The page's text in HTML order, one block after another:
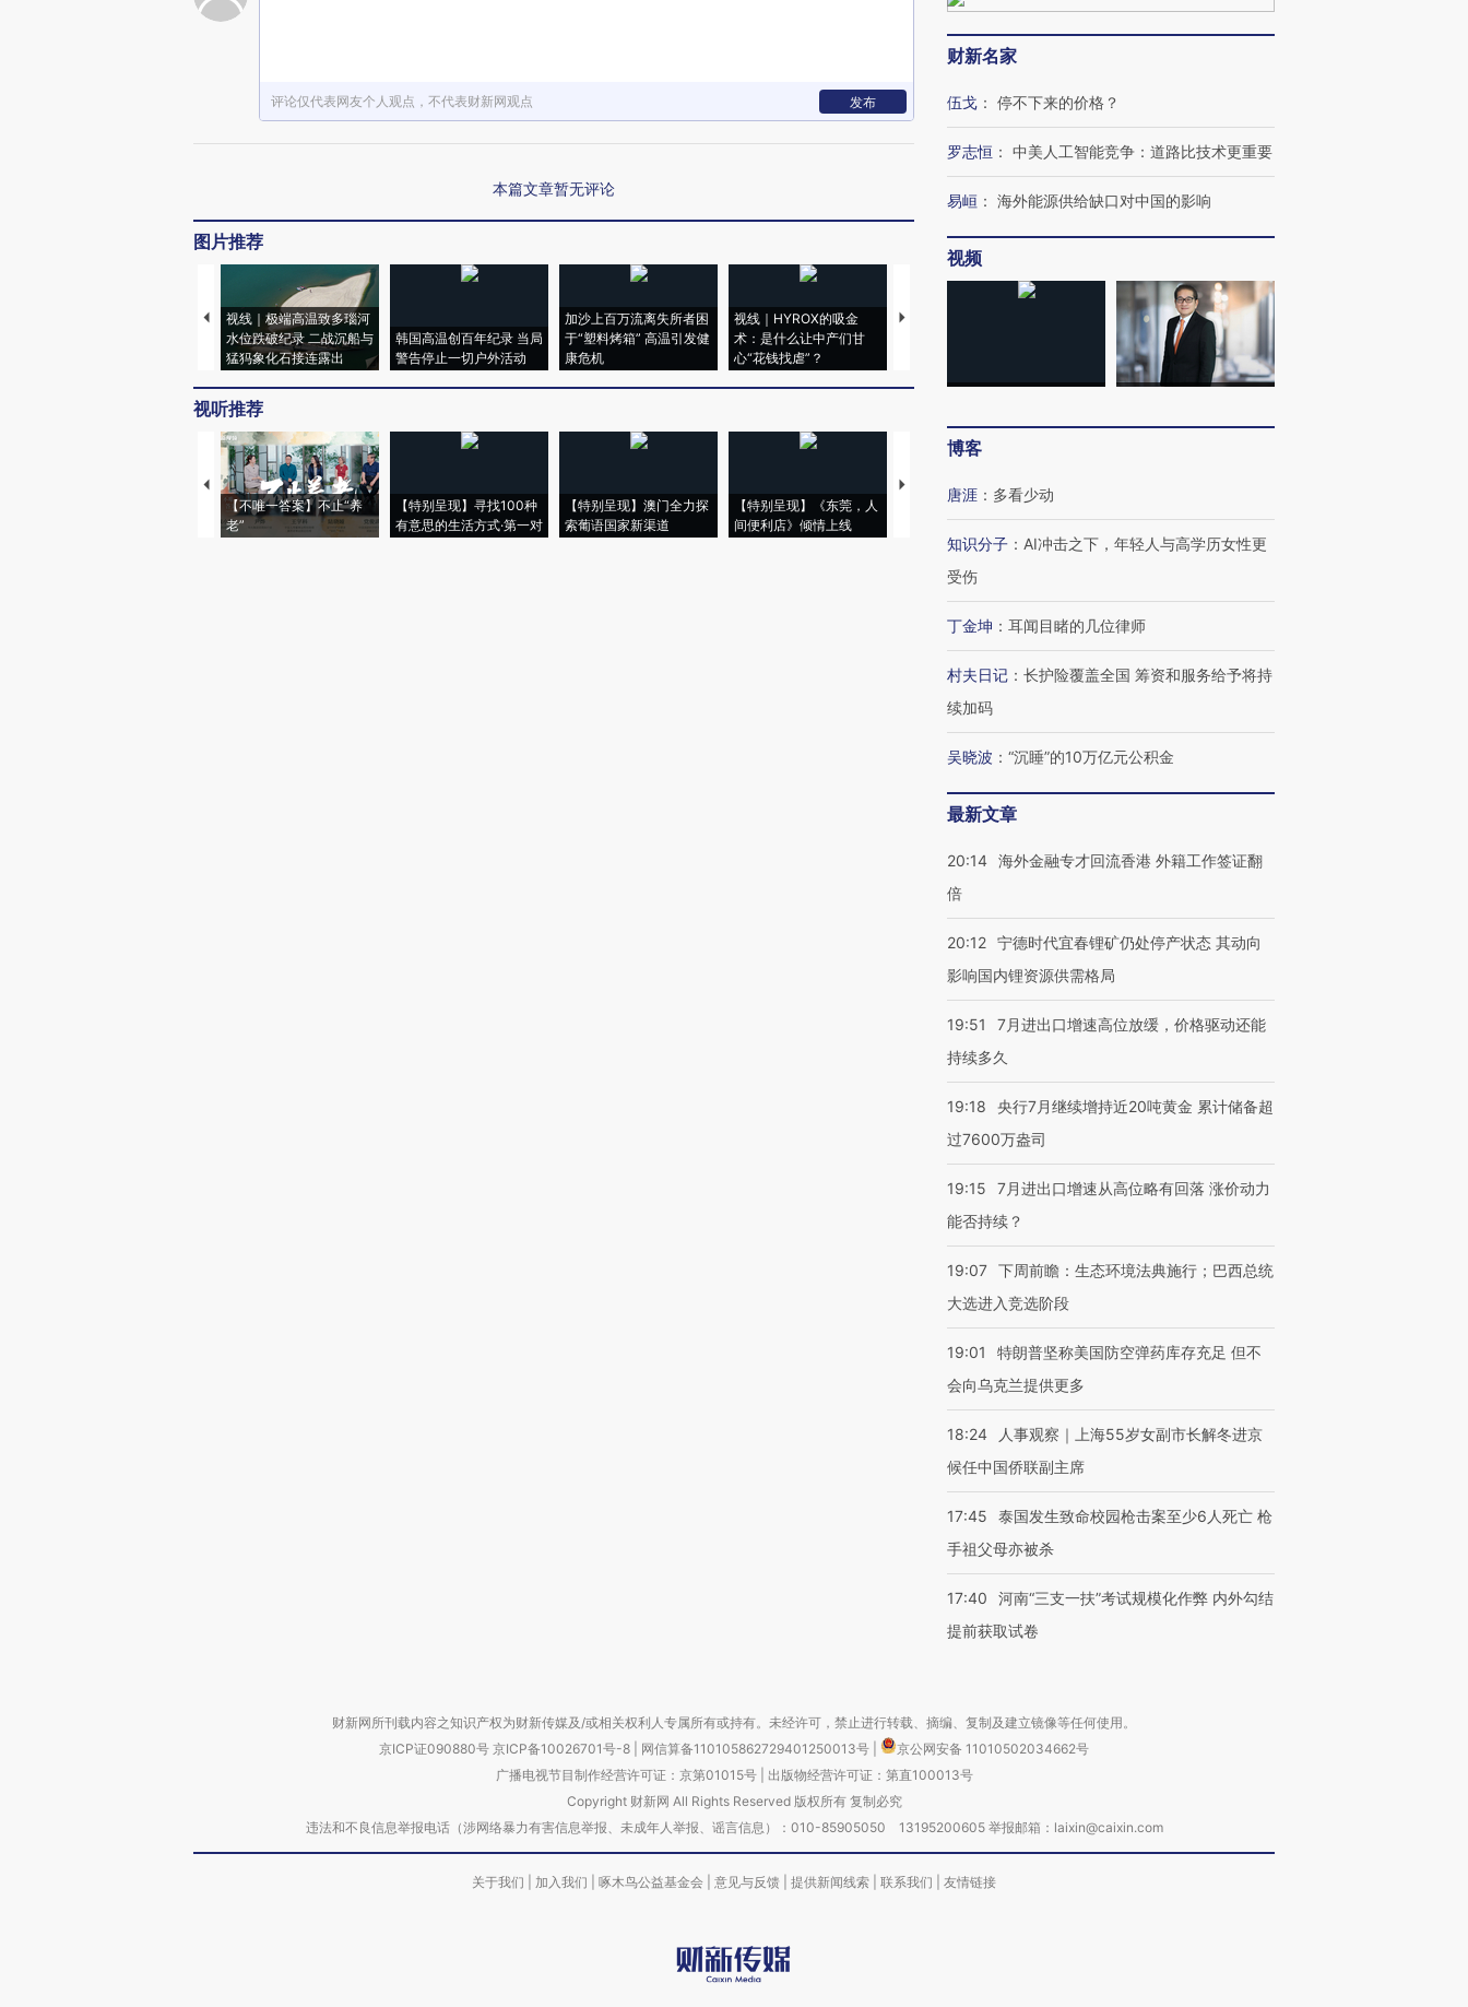
评论仅代表网友个人观点，不代表财新网观点 发布
本篇文章暂无评论
图片推荐
视线｜极端高温致多瑙河
水位跌破纪录 二战沉船与
猛犸象化石接连露出
韩国高温创百年纪录 当局
警告停止一切户外活动
加沙上百万流离失所者困
于“塑料烤箱” 高温引发健
康危机
视线｜HYROX的吸金
术：是什么让中产们甘
心“花钱找虐”？
马航飞行员跨国走私7万
视线｜被称为“蟑螂”的印
度Z世代 用街头抗争将教
育部长拱下台
视线｜“入侵”还是“人道危
机”？难民潮撕裂西班牙
飞地休达
视听推荐
【不唯一答案】不止“养
老”
【特别呈现】寻找100种
有意思的生活方式·第一对
【特别呈现】澳门全力探
索葡语国家新渠道
【特别呈现】《东莞，人
间便利店》倾情上线
【推广】走进第四届链博
会，让数智科技“链”接产
有意思的生活方式·第三对
住三大增长引擎是什么？
财新名家
伍戈 ： 停不下来的价格？
罗志恒 ： 中美人工智能竞争：道路比技术更重要
易峘 ： 海外能源供给缺口对中国的影响
视频
博客
唐涯 ： 多看少动
知识分子 ： AI冲击之下，年轻人与高学历女性更
受伤
丁金坤 ： 耳闻目睹的几位律师
村夫日记 ： 长护险覆盖全国 筹资和服务给予将持
续加码
吴晓波 ： “沉睡”的10万亿元公积金
最新文章
20:14 海外金融专才回流香港 外籍工作签证翻
倍
20:12 宁德时代宜春锂矿仍处停产状态 其动向
影响国内锂资源供需格局
19:51
7月进出口增速高位放缓，价格驱动还能
持续多久
19:18
央行7月继续增持近20吨黄金 累计储备超
过7600万盎司
19:15
7月进出口增速从高位略有回落 涨价动力
能否持续？
19:07 下周前瞻：生态环境法典施行；巴西总统
大选进入竞选阶段
19:01
特朗普坚称美国防空弹药库存充足 但不
会向乌克兰提供更多
18:24
人事观察｜上海55岁女副市长解冬进京
候任中国侨联副主席
17:45
泰国发生致命校园枪击案至少6人死亡 枪
手祖父母亦被杀
17:40
河南“三支一扶”考试规模化作弊 内外勾结
提前获取试卷
财新网所刊载内容之知识产权为财新传媒及/或相关权利人专属所有或持有。未经许可，禁止进行转载、摘编、复制及建立镜像等任何使用。
京ICP证090880号 京ICP备10026701号-8 网信算备110105862729401250013号
京公网安备 11010502034662号
广播电视节目制作经营许可证：京第01015号| 出版物经营许可证：第直100013号
Copyright 财新网 All Rights Reserved 版权所有 复制必究
违法和不良信息举报电话（涉网络暴力有害信息举报、未成年人举报、谣言信息）：010-85905050 13195200605 举报邮箱：laixin@caixin.com
关于我们 加入我们 啄木鸟公益基金会 意见与反馈 提供新闻线索 联系我们 友情链接